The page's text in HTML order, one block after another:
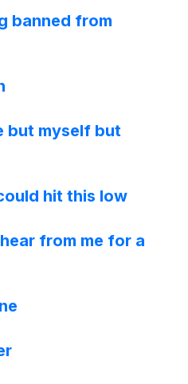
banned from
but myself but
hit this low
from me for a